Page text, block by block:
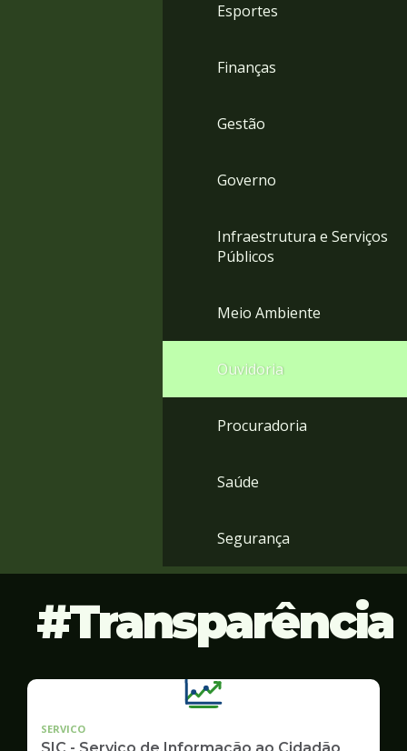
Esportes
Finanças
Gestão
Governo
Infraestrutura e Serviços
Públicos
Meio Ambiente
Ouvidoria
Procuradoria
Saúde
Segurança
Transparência
SERVICO